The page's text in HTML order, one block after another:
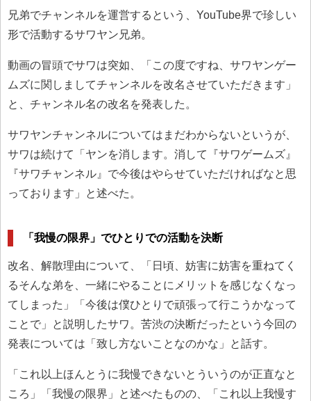
兄弟でチャンネルを運営するという、YouTube界で珍しい
形で活動するサワヤン兄弟。
動画の冒頭でサワは突如、「この度ですね、サワヤンゲー
ムズに関しましてチャンネルを改名させていただきます」
と、チャンネル名の改名を発表した。
サワヤンチャンネルについてはまだわからないというが、
サワは続けて「ヤンを消します。消して『サワゲームズ』
『サワチャンネル』で今後はやらせていただければなと思
っております」と述べた。
「我慢の限界」でひとりでの活動を決断
改名、解散理由について、「日頃、妨害に妨害を重ねてく
るそんな弟を、一緒にやることにメリットを感じなくなっ
てしまった」「今後は僕ひとりで頑張って行こうかなって
ことで」と説明したサワ。苦渋の決断だったという今回の
発表については「致し方ないことなのかな」と話す。
「これ以上ほんとうに我慢できないとういうのが正直なと
ころ」「我慢の限界」と述べたものの、「これ以上我慢す